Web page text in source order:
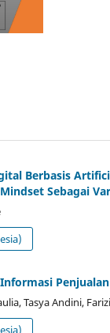
Berbasis
Sebagai
Tasya Andini,